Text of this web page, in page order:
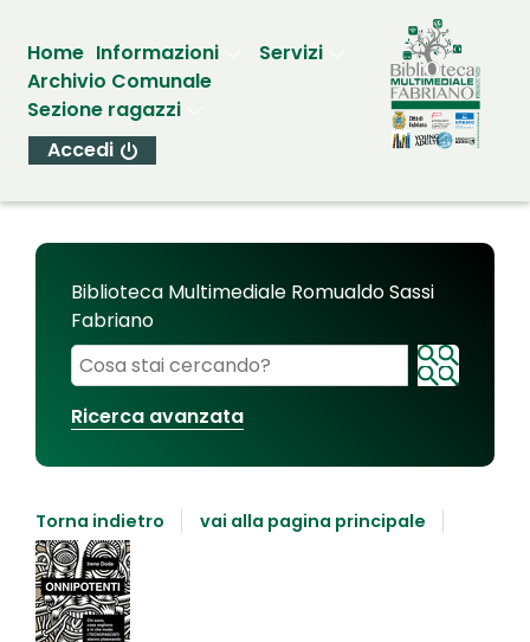
Home Informazioni
Servizi
Archivio Comunale
Sezione ragazzi
Accedi
Biblioteca Multimediale Romualdo Sassi
Fabriano
Cerca su "Biblioteca Multimediale Romualdo
Ricerca avanzata
Torna indietro vai alla pagina principale
Dettaglio
del
documento